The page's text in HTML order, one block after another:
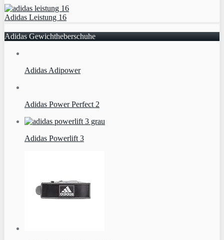
Adidas Leistung 16
Adidas Gewichtheberschuhe
Adidas Adipower
Adidas Power Perfect 2
Adidas Powerlift 3